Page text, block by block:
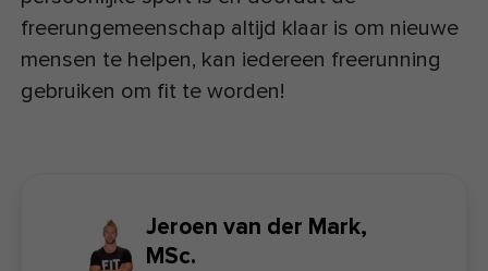
freerungemeenschap altijd klaar is om nieuwe
mensen te helpen, kan iedereen freerunning
gebruiken om fit te worden!
Jeroen van der Mark,
MSc.